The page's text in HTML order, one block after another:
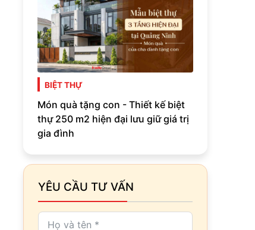
BIỆT THỰ
Món quà tặng con - Thiết kế biệt
thự 250 m2 hiện đại lưu giữ giá trị
gia đình
YÊU CẦU TƯ VẤN